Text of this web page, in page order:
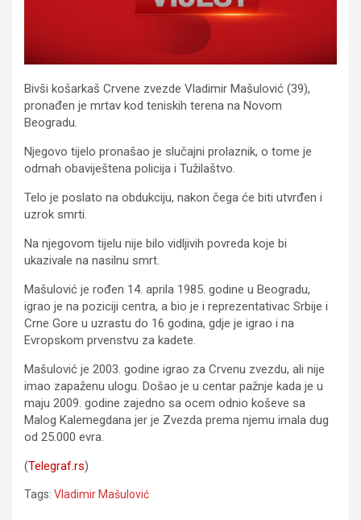
Bivši košarkaš Crvene zvezde Vladimir Mašulović (39),
pronađen je mrtav kod teniskih terena na Novom
Beogradu.
Njegovo tijelo pronašao je slučajni prolaznik, o tome je
odmah obaviještena policija i Tužilaštvo.
Telo je poslato na obdukciju, nakon čega će biti utvrđen i
uzrok smrti.
Na njegovom tijelu nije bilo vidljivih povreda koje bi
ukazivale na nasilnu smrt.
Mašulović je rođen 14. aprila 1985. godine u Beogradu,
igrao je na poziciji centra, a bio je i reprezentativac Srbije i
Crne Gore u uzrastu do 16 godina, gdje je igrao i na
Evropskom prvenstvu za kadete.
Mašulović je 2003. godine igrao za Crvenu zvezdu, ali nije
imao zapaženu ulogu. Došao je u centar pažnje kada je u
maju 2009. godine zajedno sa ocem odnio koševe sa
Malog Kalemegdana jer je Zvezda prema njemu imala dug
od 25.000 evra.
(Telegraf.rs)
Tags: Vladimir Mašulović